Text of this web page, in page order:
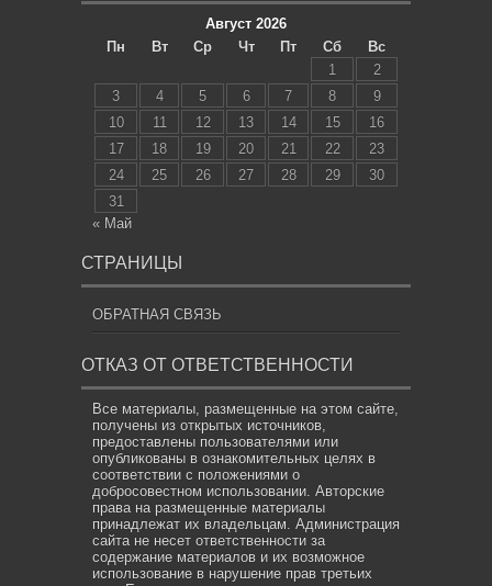
Август 2026
Пн
Вт Ср Чт Пт Сб
Вс
1
2
3
4 5 6 7 8
9
10
11 12 13 14 15
16
17
18 19 20 21 22
23
24
25 26 27 28 29
30
31
« Май
СТРАНИЦЫ
ОБРАТНАЯ СВЯЗЬ
ОТКАЗ ОТ ОТВЕТСТВЕННОСТИ
Все материалы, размещенные на этом сайте,
получены из открытых источников,
предоставлены пользователями или
опубликованы в ознакомительных целях в
соответствии с положениями о
добросовестном использовании. Авторские
права на размещенные материалы
принадлежат их владельцам. Администрация
сайта не несет ответственности за
содержание материалов и их возможное
использование в нарушение прав третьих